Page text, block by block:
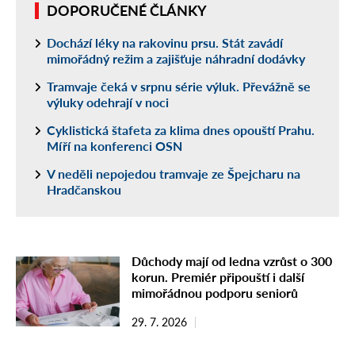
DOPORUČENÉ ČLÁNKY
Dochází léky na rakovinu prsu. Stát zavádí
mimořádný režim a zajišťuje náhradní dodávky
Tramvaje čeká v srpnu série výluk. Převážně se
výluky odehrají v noci
Cyklistická štafeta za klima dnes opouští Prahu.
Míří na konferenci OSN
V neděli nepojedou tramvaje ze Špejcharu na
Hradčanskou
Důchody mají od ledna vzrůst o 300
korun. Premiér připouští i další
mimořádnou podporu seniorů
29. 7. 2026